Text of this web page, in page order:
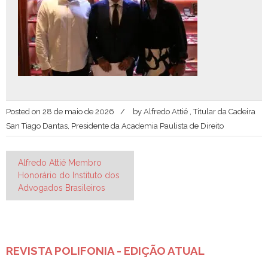
Posted on 28 de maio de 2026 by Alfredo Attié , Titular da Cadeira
San Tiago Dantas, Presidente da Academia Paulista de Direito
Navegação
de
Post
Alfredo Attié Membro
Honorário do Instituto dos
Advogados Brasileiros
REVISTA POLIFONIA - EDIÇÃO ATUAL